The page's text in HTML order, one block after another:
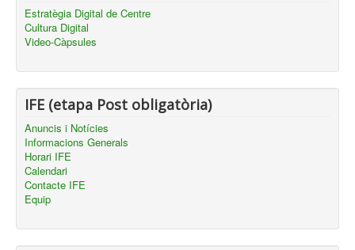
Estratègia Digital de Centre
Cultura Digital
Video-Càpsules
IFE (etapa Post obligatòria)
Anuncis i Notícies
Informacions Generals
Horari IFE
Calendari
Contacte IFE
Equip